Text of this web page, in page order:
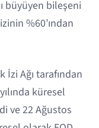
büyüyen bileşeni
%60’ından
İzi Ağı tarafından
küresel
ve 22 Ağustos